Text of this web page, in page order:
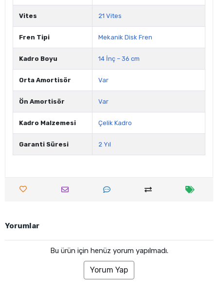
Vites 21 Vites
Fren Tipi Mekanik Disk Fren
Kadro Boyu 14 İnç – 36 cm
Orta Amortisör Var
Ön Amortisör Var
Kadro Malzemesi Çelik Kadro
Garanti Süresi 2 Yıl
Yorumlar
Bu ürün için henüz yorum yapılmadı.
Yorum Yap